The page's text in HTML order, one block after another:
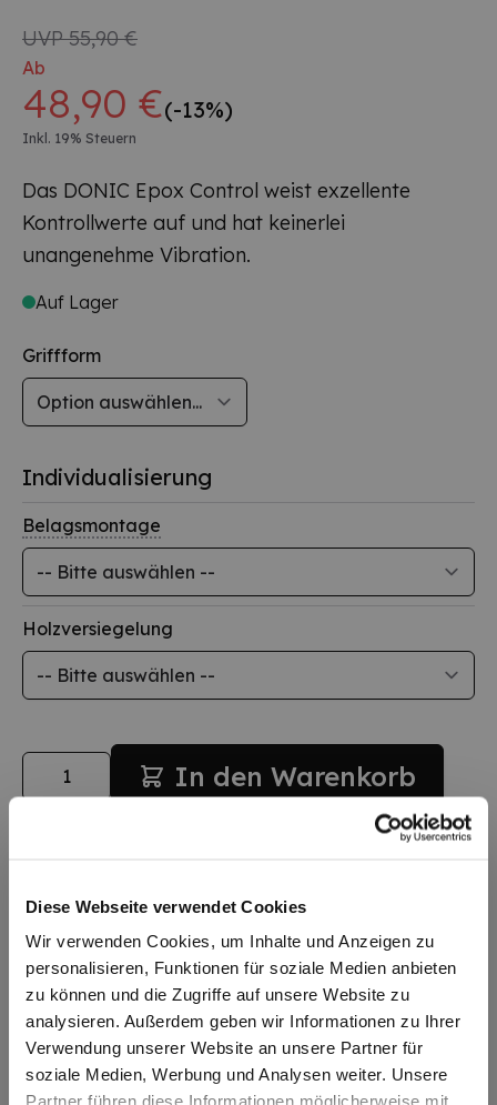
Diese Webseite verwendet Cookies
Wir verwenden Cookies, um Inhalte und Anzeigen zu
personalisieren, Funktionen für soziale Medien anbieten
zu können und die Zugriffe auf unsere Website zu
analysieren. Außerdem geben wir Informationen zu Ihrer
Verwendung unserer Website an unsere Partner für
soziale Medien, Werbung und Analysen weiter. Unsere
Partner führen diese Informationen möglicherweise mit
UVP55,90 €
Ab
48,90 €(-13%)
Inkl. 19% Steuern
Das DONIC Epox Control weist exzellente
Kontrollwerte auf und hat keinerlei
unangenehme Vibration.
Auf Lager
Griffform
Individualisierung
Belagsmontage
Holzversiegelung
Menge In den Warenkorb
Produktbeschreibung
Seit Beginn der 80er Jahre hat DONIC mit
dem Appelgren Allplay Holz einen absoluten
Klassiker und Bestseller im kontrollierten